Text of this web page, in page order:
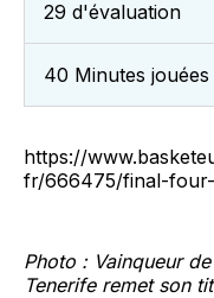
29 d'évaluation
40 Minutes jouées
https://
fr/666475/final-
Photo : Vainqueur
Tenerife remet son